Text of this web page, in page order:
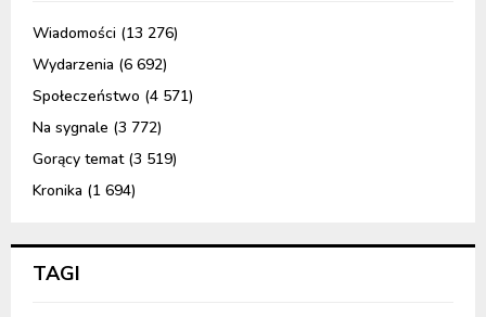
Wiadomości (13 276)
Wydarzenia (6 692)
Społeczeństwo (4 571)
Na sygnale (3 772)
Gorący temat(3 519)
Kronika (1 694)
TAGI